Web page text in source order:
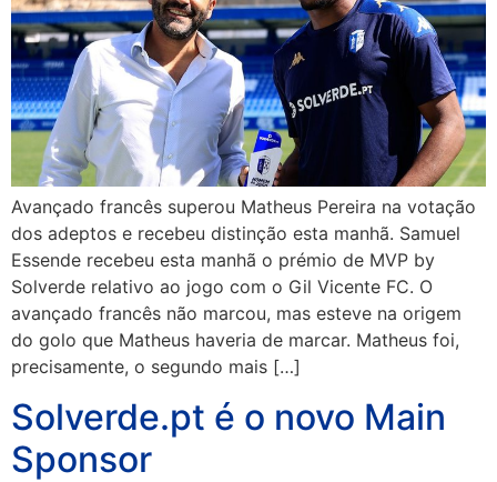
Avançado francês superou Matheus Pereira na votação
dos adeptos e recebeu distinção esta manhã. Samuel
Essende recebeu esta manhã o prémio de MVP by
Solverde relativo ao jogo com o Gil Vicente FC. O
avançado francês não marcou, mas esteve na origem
do golo que Matheus haveria de marcar. Matheus foi,
precisamente, o segundo mais […]
Solverde.pt é o novo Main
Sponsor